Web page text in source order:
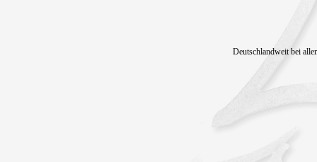
Deutschlandweit bei